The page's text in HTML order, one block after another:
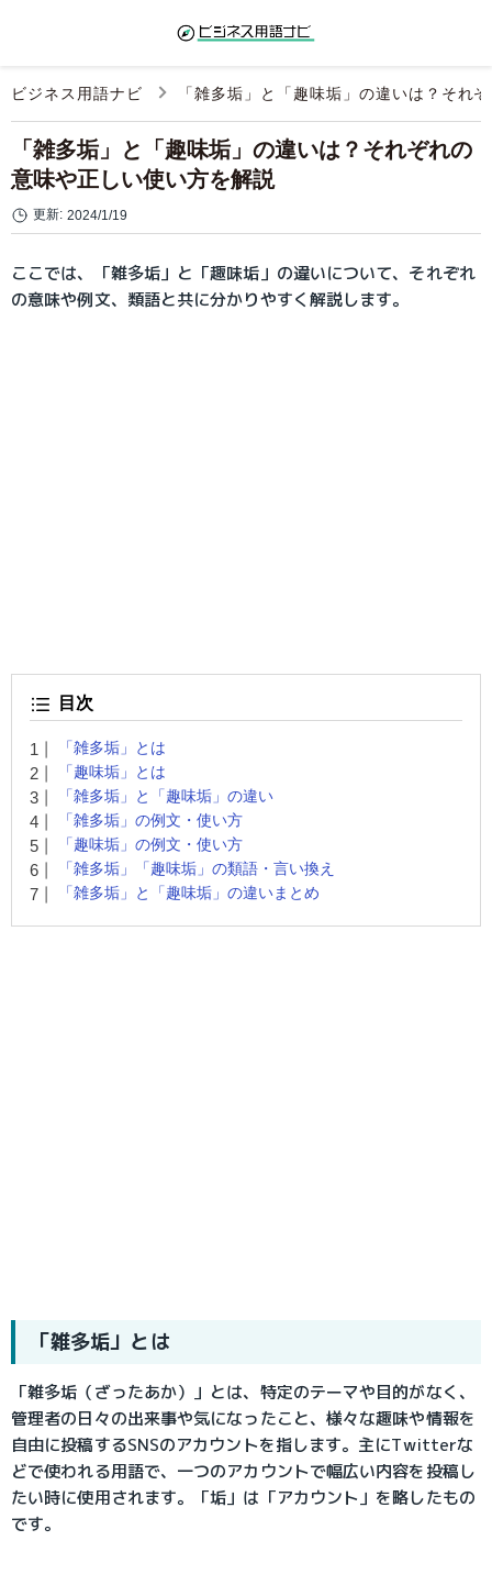
ビジネス用語ナビ 「雑多垢」と「趣味垢」の違いは？それ
「雑多垢」と「趣味垢」の違いは？それぞれの
意味や正しい使い方を解説
更新: 2024/1/19
ここでは、「雑多垢」と「趣味垢」の違いについて、それぞれ
の意味や例文、類語と共に分かりやすく解説します。
目次
「雑多垢」とは
「趣味垢」とは
「雑多垢」と「趣味垢」の違い
「雑多垢」の例文・使い方
「趣味垢」の例文・使い方
「雑多垢」「趣味垢」の類語・言い換え
「雑多垢」と「趣味垢」の違いまとめ
「雑多垢」とは
「雑多垢（ざったあか）」とは、特定のテーマや目的がなく、
管理者の日々の出来事や気になったこと、様々な趣味や情報を
自由に投稿するSNSのアカウントを指します。主にTwitterな
どで使われる用語で、一つのアカウントで幅広い内容を投稿し
たい時に使用されます。「垢」は「アカウント」を略したもの
です。